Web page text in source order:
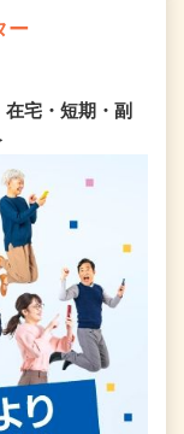
ー
在宅・短期・副